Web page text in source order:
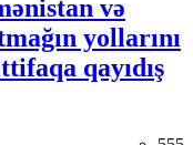
və
yollarını
qayıdış